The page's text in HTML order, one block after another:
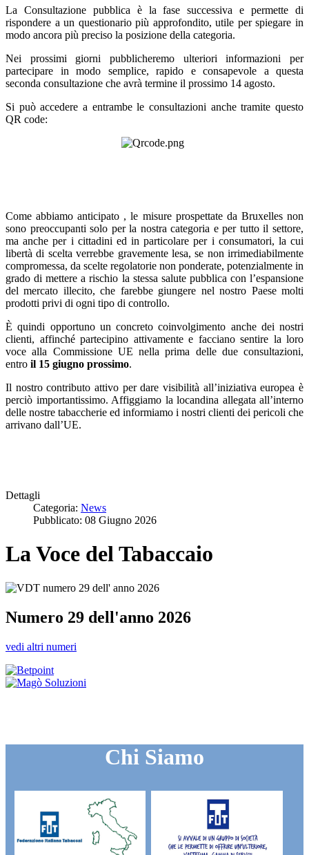
La Consultazione pubblica è la fase successiva e permette di
rispondere a un questionario più approfondito, utile per spiegare in
modo ancora più preciso la posizione della categoria.
Nei prossimi giorni pubblicheremo ulteriori informazioni per
partecipare in modo semplice, rapido e consapevole a questa
seconda consultazione che avrà termine il prossimo 14 agosto.
Si può accedere a entrambe le consultazioni anche tramite questo
QR code:
Come abbiamo anticipato , le misure prospettate da Bruxelles non
sono preoccupanti solo per la nostra categoria e per tutto il settore,
ma anche per i cittadini ed in particolare per i consumatori, la cui
libertà di scelta verrebbe gravemente lesa, se non irrimediabilmente
compromessa, da scelte regolatorie non ponderate, potenzialmente in
grado di mettere a rischio la stessa salute pubblica con l’espansione
del mercato illecito, che farebbe giungere nel nostro Paese molti
prodotti privi di ogni tipo di controllo.
È quindi opportuno un concreto coinvolgimento anche dei nostri
clienti, affinché partecipino attivamente e facciano sentire la loro
voce alla Commissione UE nella prima delle due consultazioni,
entro il 15 giugno prossimo.
Il nostro contributo attivo per dare visibilità all’iniziativa europea è
perciò importantissimo. Affiggiamo la locandina allegata all’interno
delle nostre tabaccherie ed informiamo i nostri clienti dei pericoli che
arrivano dall’UE.
Dettagli
Categoria: News
Pubblicato: 08 Giugno 2026
La Voce del Tabaccaio
Numero 29 dell'anno 2026
vedi altri numeri
Chi Siamo